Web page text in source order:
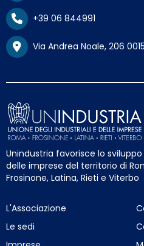
+39 06 844991
Via Andrea Noale, 206
Unindustria favorisce lo sviluppo
delle imprese del territorio di
Frosinone, Latina, Rieti e Viterbo
L'Associazione
Le sedi